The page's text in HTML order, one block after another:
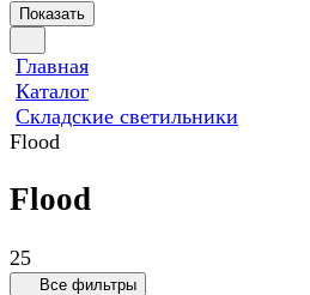
Показать
Главная
Каталог
Складские светильники
Flood
Flood
25
Все фильтры